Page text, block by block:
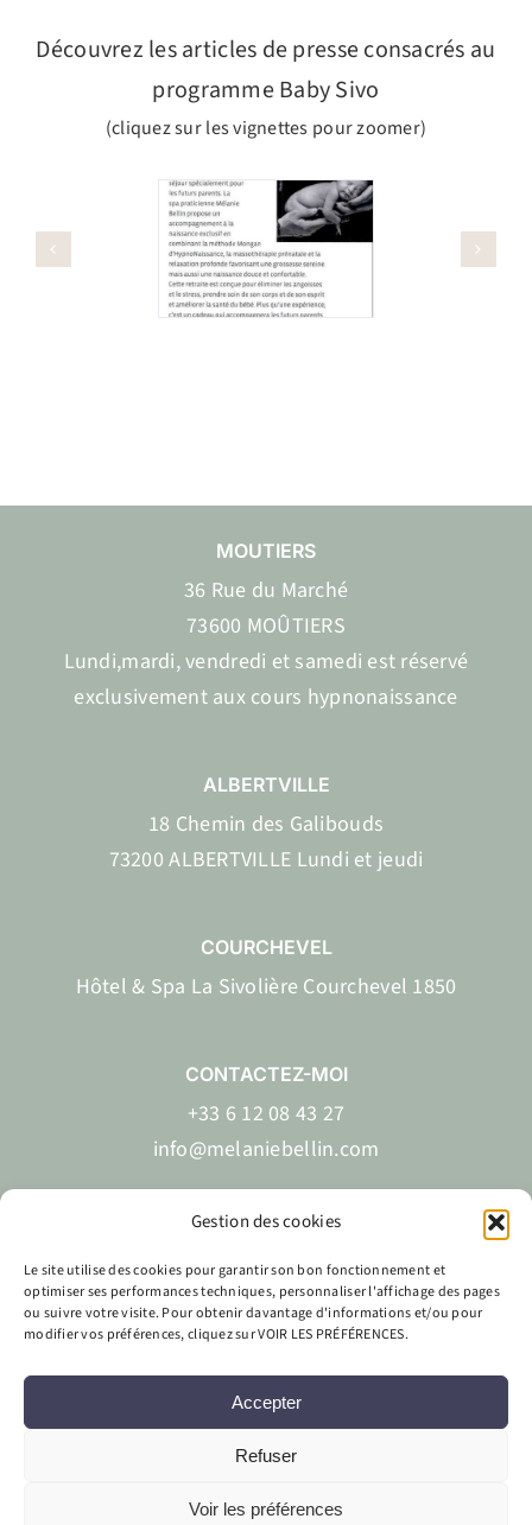
Gestion des cookies
Le site utilise des cookies pour garantir son bon fonctionnement et
optimiser ses performances techniques, personnaliser l'affichage des pages
ou suivre votre visite. Pour obtenir davantage d'informations et/ou pour
modifier vos préférences, cliquez sur VOIR LES PRÉFÉRENCES.
Accepter
Refuser
Voir les préférences
Découvrez les articles de presse consacrés au
programme Baby Sivo
(cliquez sur les vignettes pour zoomer)
MOUTIERS
36 Rue du Marché
73600 MOÛTIERS
Lundi,mardi, vendredi et samedi est réservé
exclusivement aux cours hypnonaissance
ALBERTVILLE
18 Chemin des Galibouds
73200 ALBERTVILLE Lundi et jeudi
COURCHEVEL
Hôtel & Spa La Sivolière Courchevel 1850
CONTACTEZ-MOI
+33 6 12 08 43 27
info@melaniebellin.com
EN FR
Site réalisé parLabo Web Création & Mélanie Bellin